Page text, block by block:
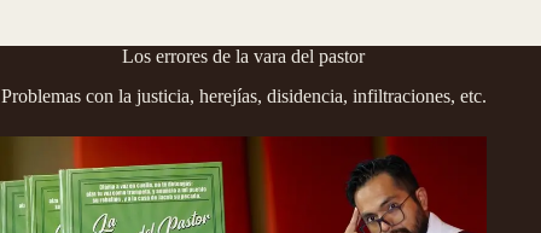
Los errores de la vara del pastor
Problemas con la justicia, herejías, disidencia, infiltraciones, etc.